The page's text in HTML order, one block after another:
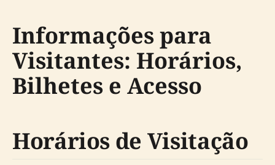
Informações para
Visitantes: Horários,
Bilhetes e Acesso
Horários de Visitação